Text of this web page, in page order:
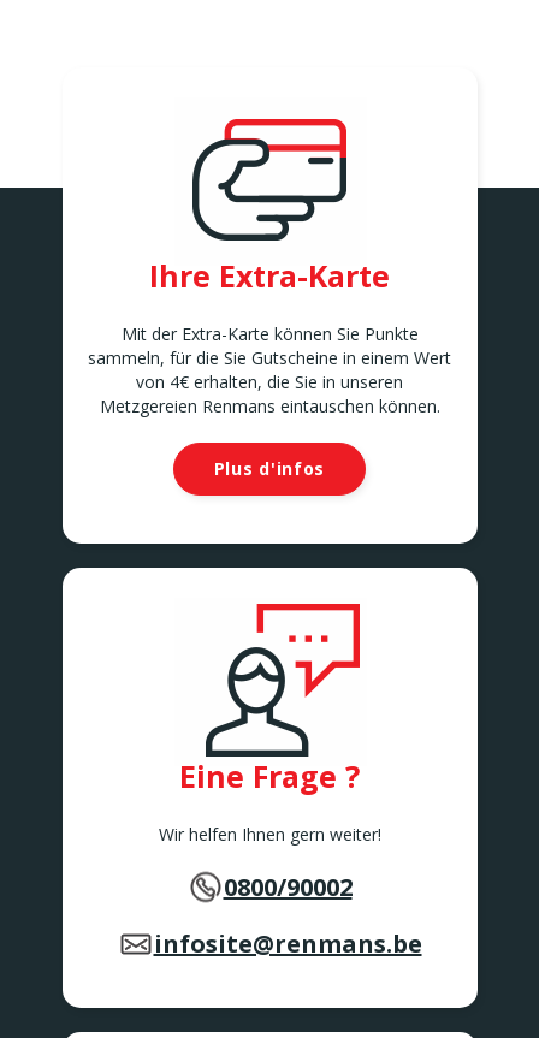
Ihre Extra-Karte
Mit der Extra-Karte können Sie Punkte
sammeln, für die Sie Gutscheine in einem Wert
von 4€ erhalten, die Sie in unseren
Metzgereien Renmans eintauschen können.
Plus d'infos
Eine Frage ?
Wir helfen Ihnen gern weiter!
0800/90002
infosite@renmans.be